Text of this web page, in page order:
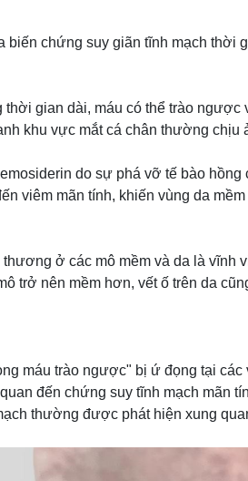
biến chứng suy giãn tĩnh mạch
gian dài, máu có thể trào
khu vực mắt cá chân thường chịu
do sự phá vỡ tế bào
viêm mãn tính, khiến vùng da
ở các mô mềm và da là vĩnh
trở nên mềm hơn, vết ố trên da
máu trào ngược" bị ứ đọng tại
đến chứng suy tĩnh mạch mãn
thường được phát hiện xung